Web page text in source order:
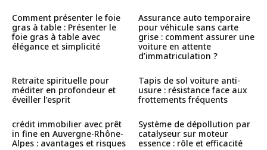
Comment présenter le foie
gras à table : Présenter le
foie gras à table avec
élégance et simplicité
Assurance auto temporaire
pour véhicule sans carte
grise : comment assurer une
voiture en attente
d’immatriculation ?
Retraite spirituelle pour
méditer en profondeur et
éveiller l’esprit
Tapis de sol voiture anti-
usure : résistance face aux
frottements fréquents
crédit immobilier avec prêt
in fine en Auvergne-Rhône-
Alpes : avantages et risques
Système de dépollution par
catalyseur sur moteur
essence : rôle et efficacité